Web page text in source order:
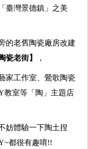
臺灣景德鎮」之美
的老舊陶瓷廠房改建
瓷老街】 ，
家工作室、鶯歌陶瓷
教室等「陶」主題店
妨體驗一下陶土捏
都很有趣唷!!